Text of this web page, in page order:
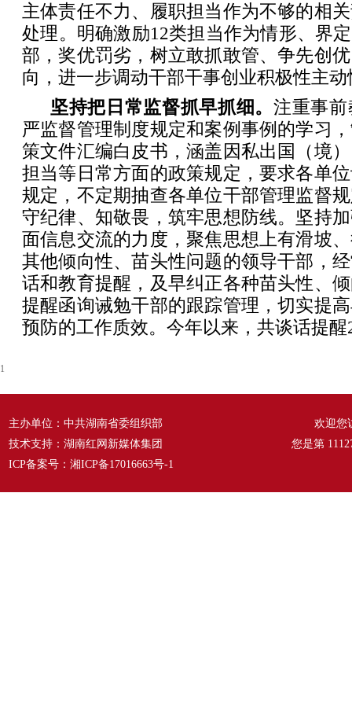
主体责任不力、履职担当作为不够的相
处理。明确激励12类担当作为情形、界
部，奖优罚劣，树立敢抓敢管、争先创
向，进一步调动干部干事创业积极性主
坚持把日常监督抓早抓细。 注重事
严监督管理制度规定和案例事例的学习
策文件汇编白皮书，涵盖因私出国（境
担当等日常方面的政策规定，要求各单
规定，不定期抽查各单位干部管理监督
守纪律、知敬畏，筑牢思想防线。坚持
面信息交流的力度，聚焦思想上有滑坡
其他倾向性、苗头性问题的领导干部，
话和教育提醒，及早纠正各种苗头性、
提醒函询诫勉干部的跟踪管理，切实提
预防的工作质效。今年以来，共谈话提醒
1
主办单位：中共湖南省委组织部
技术支持：湖南红网新媒体集团
ICP备案号： 湘ICP备17016663号-1
欢迎您
您是第